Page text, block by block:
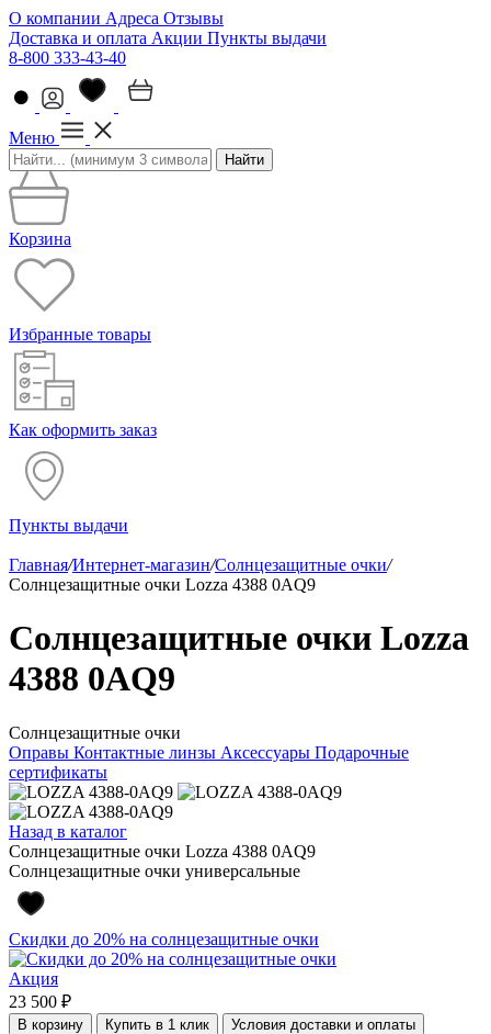
О компании Адреса Отзывы
Доставка и оплата Акции Пункты выдачи
8-800 333-43-40
Меню
Найти
Корзина
Избранные товары
Как оформить заказ
Пункты выдачи
Главная/Интернет-магазин/Солнцезащитные очки/
Солнцезащитные очки Lozza 4388 0AQ9
Солнцезащитные очки Lozza
4388 0AQ9
Солнцезащитные очки
Оправы Контактные линзы Аксессуары Подарочные
сертификаты
Назад в каталог
Солнцезащитные очки Lozza 4388 0AQ9
Солнцезащитные очки универсальные
Скидки до 20% на солнцезащитные очки
Акция
23 500 ₽
В корзину Купить в 1 клик Условия доставки и оплаты